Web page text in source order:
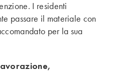
I residenti
passare il materiale con
per la sua